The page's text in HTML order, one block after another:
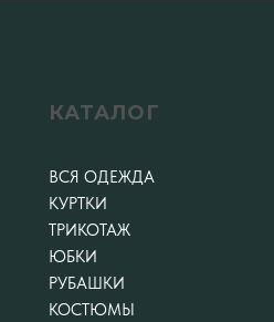
КАТАЛОГ
ВСЯ ОДЕЖДА
КУРТКИ
ТРИКОТАЖ
ЮБКИ
РУБАШКИ
КОСТЮМЫ